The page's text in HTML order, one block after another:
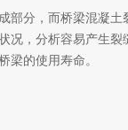
分，而桥梁混凝土
况，分析容易产生
梁的使用寿命。